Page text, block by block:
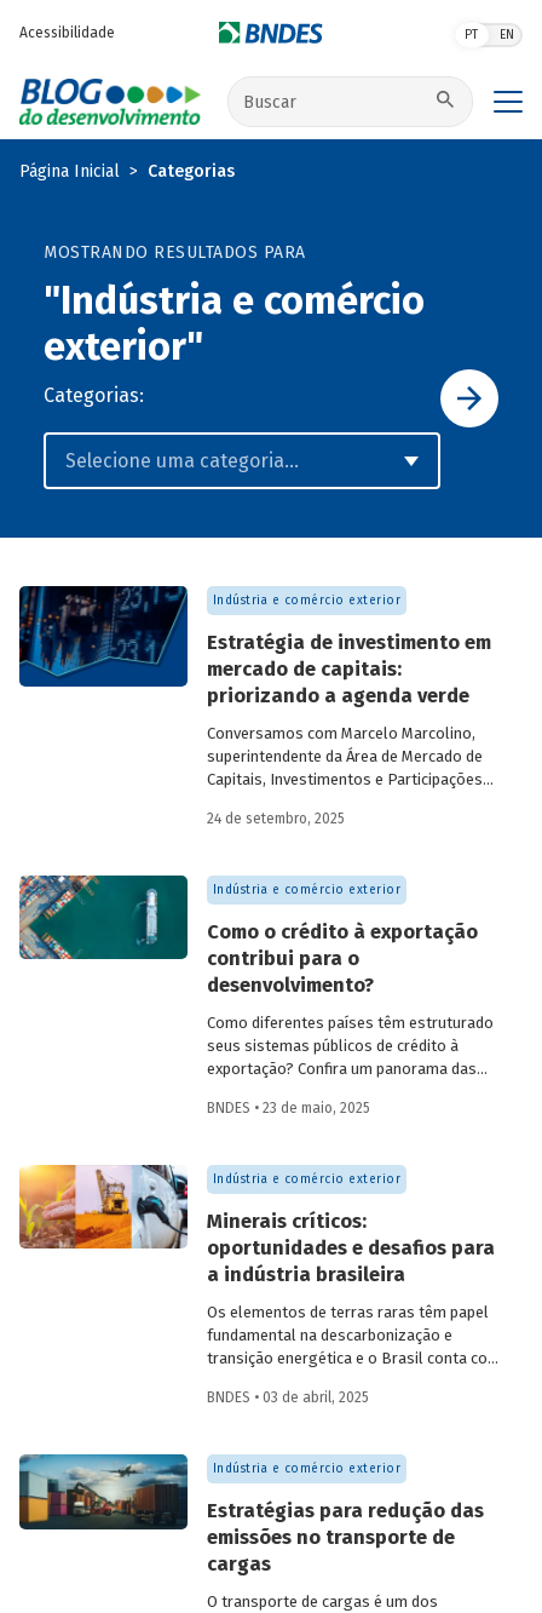
Acessibilidade PT EN
Buscar no site
Página Inicial Categorias
MOSTRANDO RESULTADOS PARA
"Indústria e comércio
exterior"
Categorias:
Indústria e comércio exterior
Estratégia de investimento em
mercado de capitais:
priorizando a agenda verde
Conversamos com Marcelo Marcolino,
superintendente da Área de Mercado de
Capitais, Investimentos e Participações
novas empresas investidas pela
Finanças e Gente e Gestão da Santa Clara
Agrociência Industrial, e Eduardo Couto,
CFO da Eve Air Mobility – sobre a
importância da atuação de bancos de
desenvolvimento no mercado de capitais,
a nova estratégia do BNDES e os planos
24 de setembro, 2025
Indústria e comércio exterior
Como o crédito à exportação
contribui para o
desenvolvimento?
Como diferentes países têm estruturado
seus sistemas públicos de crédito à
exportação? Confira um panorama das
entenda como esses sistemas
econômico, a inovação e a inserção
competitiva no mercado global.
BNDES • 23 de maio, 2025
Indústria e comércio exterior
Minerais críticos:
oportunidades e desafios para
a indústria brasileira
Os elementos de terras raras têm papel
fundamental na descarbonização e
transição energética e o Brasil conta com
despontar comoplayer
Karayannopoulos, especialista na
indústria de terras raras e minerais
críticos, para entender o potencial do
Brasil e alguns passos que precisam ser
tomados para alcançarmos esse objetivo.
BNDES • 03 de abril, 2025
Indústria e comércio exterior
Estratégias para redução das
emissões no transporte de
cargas
O transporte de cargas é um dos